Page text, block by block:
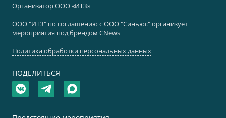
Организатор ООО «ИТЗ»
ООО "ИТЗ" по соглашению с ООО "Синьюс" организует
мероприятия под брендом CNews
Политика обработки персональных данных
ПОДЕЛИТЬСЯ